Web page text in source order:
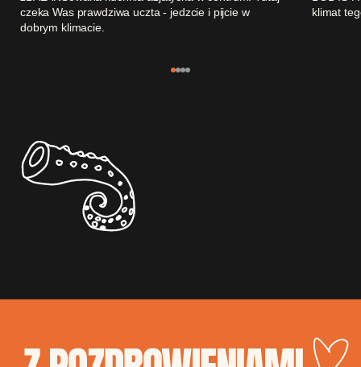
czeka Was prawdziwa uczta - jedzcie i pijcie w
dobrym klimacie.
klimat